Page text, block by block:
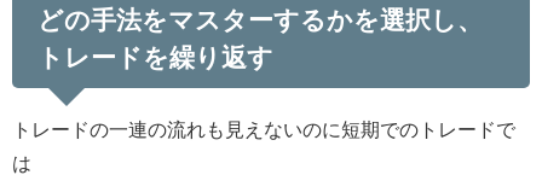
どの手法をマスターするかを選択し、
トレードを繰り返す
トレードの一連の流れも見えないのに短期でのトレードで
は